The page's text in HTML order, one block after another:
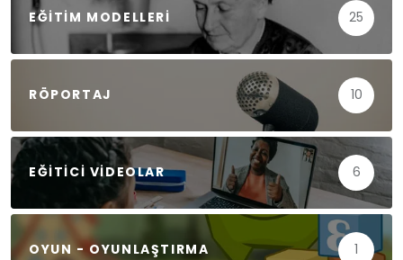
EĞITIM MODELLERI 25
RÖPORTAJ 10
EĞITICI VIDEOLAR 6
OYUN - OYUNLAŞTIRMA 1